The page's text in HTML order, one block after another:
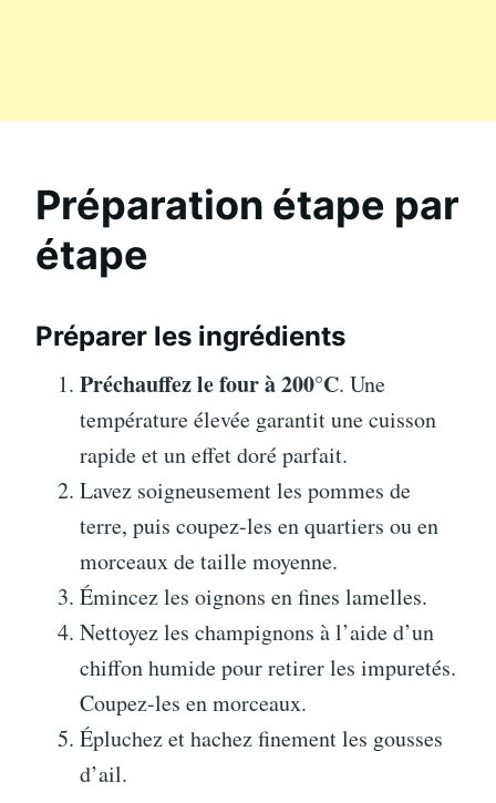
Préparation étape par
étape
Préparer les ingrédients
Préchauffez le four à 200°C. Une
température élevée garantit une cuisson
rapide et un effet doré parfait.
Lavez soigneusement les pommes de
terre, puis coupez-les en quartiers ou en
morceaux de taille moyenne.
Émincez les oignons en fines lamelles.
Nettoyez les champignons à l’aide d’un
chiffon humide pour retirer les impuretés.
Coupez-les en morceaux.
Épluchez et hachez finement les gousses
d’ail.